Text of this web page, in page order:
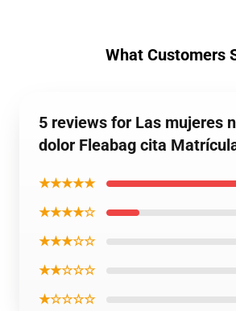
What Customers
5 reviews for Las mujeres
dolor Fleabag cita
★★★★★
★★★★☆
★★★☆☆
★★☆☆☆
★☆☆☆☆